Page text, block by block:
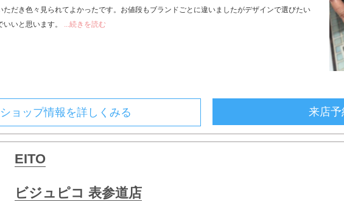
ただき色々見られてよかったです。お値段もブランドごとに違いましたがデザインで選びたい
いと思います。
...続きを読む
ショップ情報を詳しくみる 来店
EITO
ビジュピコ 表参道店